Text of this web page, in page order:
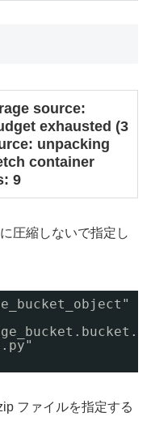
source:
exhausted (3
unpacking
container
9
圧縮しないで指定し
ファイルを指定する